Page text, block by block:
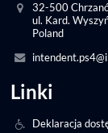
32-500
ul. Kard.
Poland
Linki
Deklaracja